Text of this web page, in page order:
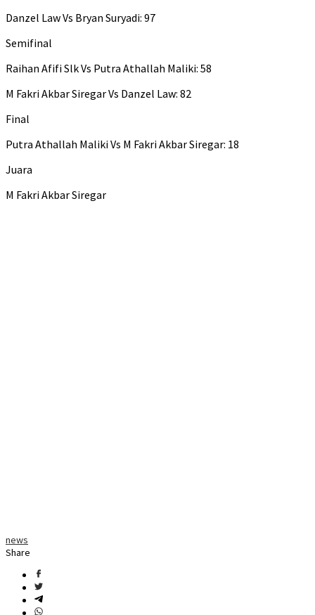
Danzel Law Vs Bryan Suryadi: 97
Semifinal
Raihan Afifi Slk Vs Putra Athallah Maliki: 58
M Fakri Akbar Siregar Vs Danzel Law: 82
Final
Putra Athallah Maliki Vs M Fakri Akbar Siregar: 18
Juara
M Fakri Akbar Siregar
news
Share